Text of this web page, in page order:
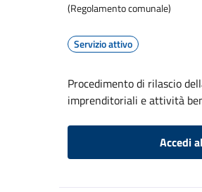
(Regolamento comunale)
Servizio attivo
Procedimento di rilascio
imprenditoriali e attività
Accedi